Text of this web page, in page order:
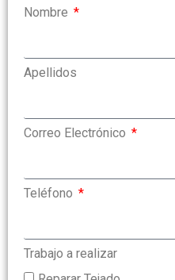
Nombre
Apellidos
Correo Electrónico
Teléfono
Trabajo a realizar